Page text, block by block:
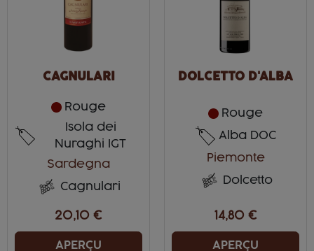
CAGNULARI
Rouge
Isola dei
Nuraghi IGT
Sardegna
Cagnulari
20,10 €
APERÇU
DOLCETTO D'ALBA
Rouge
Alba DOC
Piemonte
Dolcetto
14,80 €
APERÇU